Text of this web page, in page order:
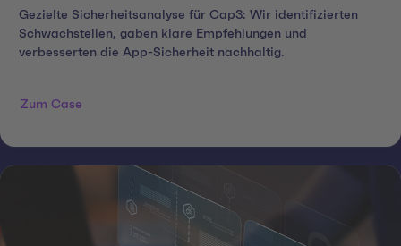
Gezielte Sicherheitsanalyse für Cap3: Wir identifizierten
Schwachstellen, gaben klare Empfehlungen und
verbesserten die App-Sicherheit nachhaltig.
Zum Case